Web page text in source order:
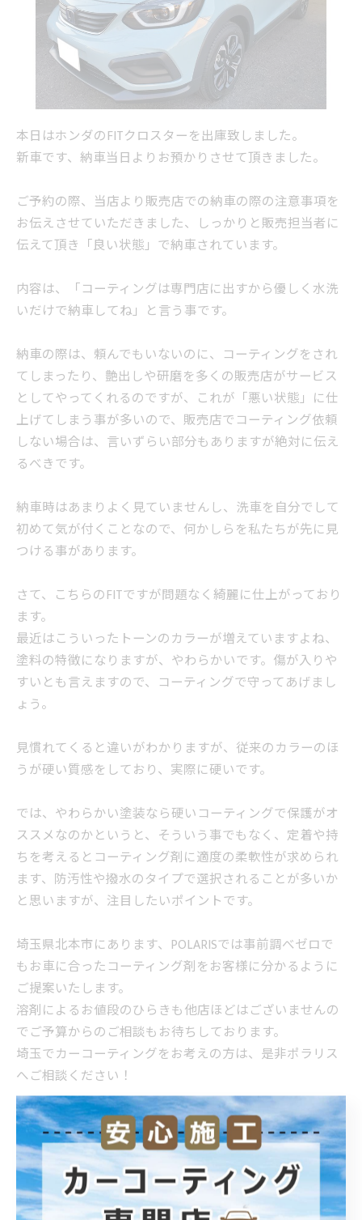
本日はホンダのFITクロスターを出庫致しました。
新車です、納車当日よりお預かりさせて頂きました。
ご予約の際、当店より販売店での納車の際の注意事項を
お伝えさせていただきました、しっかりと販売担当者に
伝えて頂き「良い状態」で納車されています。
内容は、「コーティングは専門店に出すから優しく水洗
いだけで納車してね」と言う事です。
納車の際は、頼んでもいないのに、コーティングをされ
てしまったり、艶出しや研磨を多くの販売店がサービス
としてやってくれるのですが、これが「悪い状態」に仕
上げてしまう事が多いので、販売店でコーティング依頼
しない場合は、言いずらい部分もありますが絶対に伝え
るべきです。
納車時はあまりよく見ていませんし、洗車を自分でして
初めて気が付くことなので、何かしらを私たちが先に見
つける事があります。
さて、こちらのFITですが問題なく綺麗に仕上がっており
ます。
最近はこういったトーンのカラーが増えていますよね、
塗料の特徴になりますが、やわらかいです。傷が入りや
すいとも言えますので、コーティングで守ってあげまし
ょう。
見慣れてくると違いがわかりますが、従来のカラーのほ
うが硬い質感をしており、実際に硬いです。
では、やわらかい塗装なら硬いコーティングで保護がオ
ススメなのかというと、そういう事でもなく、定着や持
ちを考えるとコーティング剤に適度の柔軟性が求められ
ます、防汚性や撥水のタイプで選択されることが多いか
と思いますが、注目したいポイントです。
埼玉県北本市にあります、POLARISでは事前調べゼロで
もお車に合ったコーティング剤をお客様に分かるように
ご提案いたします。
溶剤によるお値段のひらきも他店ほどはございませんの
でご予算からのご相談もお待ちしております。
埼玉でカーコーティングをお考えの方は、是非ポラリス
へご相談ください！
施工内容 Mサイズ Bプラン
・ボディへのガラスコーティング Gloss nova施工
・ホイールコーティング
・全面の窓撥水加工